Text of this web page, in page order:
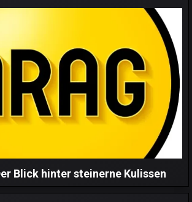
Blick hinter steinerne Kulissen